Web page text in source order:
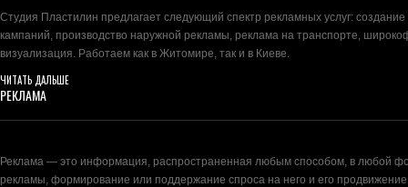
Студия Пластилин предлагает следующий спектр рекламных услуг:
кампаний, производство наружной рекламы, реклама на транспорте,
визуализация. Работаем как в Житомире, так и в Киеве.
ЧИТАТЬ ДАЛЬШЕ
РЕКЛАМА
Реклама — это информация, распространенная любым способом, в любой
рекламы, формирование или поддержание спроса на него и его